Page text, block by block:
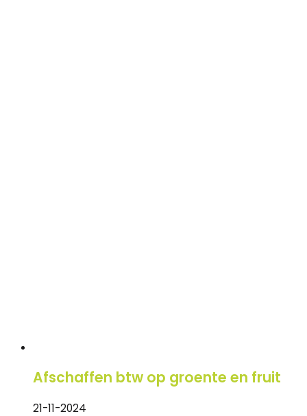
Afschaffen btw op groente en fruit
21-11-2024